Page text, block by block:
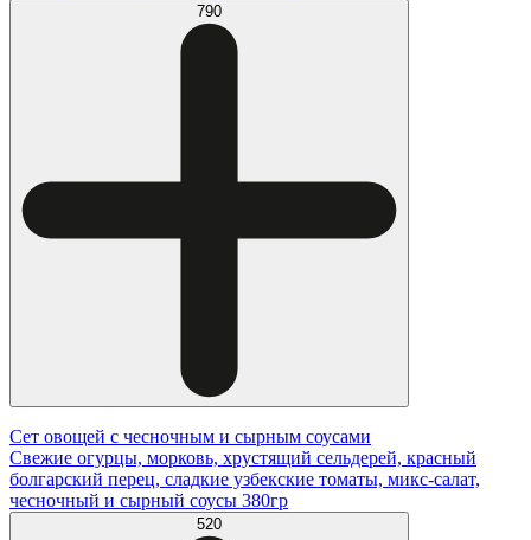
790
Сет овощей с чесночным и сырным соусами
Свежие огурцы, морковь, хрустящий сельдерей, красный
болгарский перец, сладкие узбекские томаты, микс-салат,
чесночный и сырный соусы 380гр
520